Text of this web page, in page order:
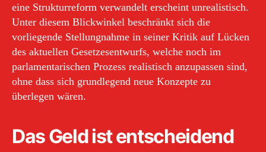
eine Strukturreform verwandelt erscheint unrealistisch.
Unter diesem Blickwinkel beschränkt sich die
vorliegende Stellungnahme in seiner Kritik auf Lücken
des aktuellen Gesetzesentwurfs, welche noch im
parlamentarischen Prozess realistisch anzupassen sind,
ohne dass sich grundlegend neue Konzepte zu
überlegen wären.
Das Geld ist entscheidend